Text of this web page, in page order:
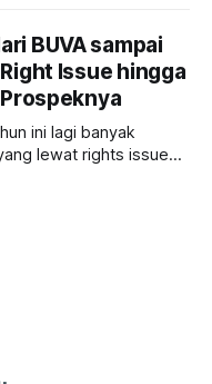
BUVA sampai
Issue hingga
ini lagi banyak
lewat rights issue